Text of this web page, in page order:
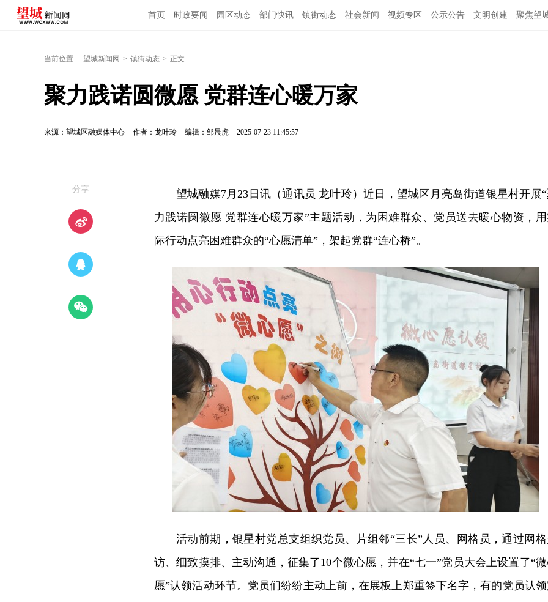
首页 时政要闻 园区动态 部门快讯 镇街动态 社会新闻 视频专区 公示公告 文明创建 聚焦望
当前位置: 望城新闻网 > 镇街动态 > 正文
聚力践诺圆微愿 党群连心暖万家
来源：望城区融媒体中心 作者：龙叶玲 编辑：邹晨虎 2025-07-23 11:45:57
—分享—
望城融媒7月23日讯（通讯员 龙叶玲）近日，望城区月亮岛街道银星村开展
力践诺圆微愿 党群连心暖万家”主题活动，为困难群众、党员送去暖心物资，
际行动点亮困难群众的“心愿清单”，架起党群“连心桥”。
活动前期，银星村党总支组织党员、片组邻“三长”人员、网格员，通过网
访、细致摸排、主动沟通，征集了10个微心愿，并在“七一”党员大会上设置了“
愿”认领活动环节。 党员们纷纷主动上前，在展板上郑重签下名字，有的党员认领